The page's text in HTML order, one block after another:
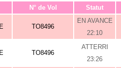
N° de Vol Statut
TO8496
EN AVANCE
22:10
TO8496
ATTERRI
23:26